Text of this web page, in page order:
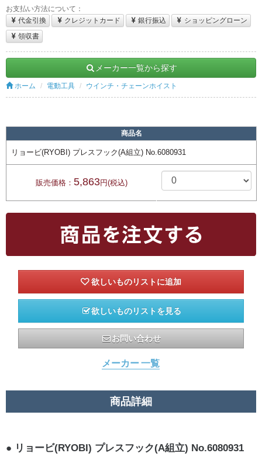
お支払い方法について：
代金引換
クレジットカード 銀行振込
ショッピングローン
領収書
メーカー一覧から探す
ホーム 電動工具 ウインチ・チェーンホイスト
商品名
リョービ(RYOBI) プレスフック(A組立) No.6080931
販売価格： 5,863円(税込)
欲しいものリストを見る
お問い合わせ
メーカー 一覧
商品詳細
リョービ(RYOBI) プレスフック(A組立) No.6080931